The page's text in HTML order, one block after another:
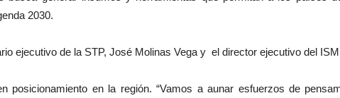
2030.
ejecutivo de la STP, José Molinas Vega y el director ejecutivo del
posicionamiento en la región. “Vamos a aunar esfuerzos de